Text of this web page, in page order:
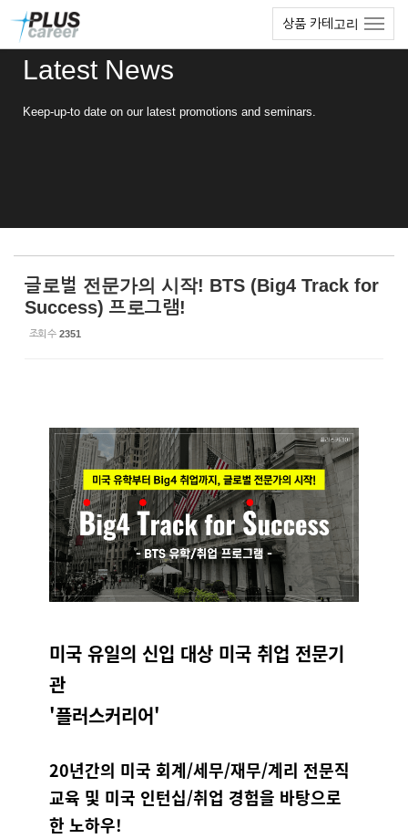
상품 카테고리
Latest News
Keep-up-to date on our latest promotions and seminars.
글로벌 전문가의 시작! BTS (Big4 Track for
Success) 프로그램!
조회 수 2351
미국 유일의 신입 대상 미국 취업 전문기
관
'플러스커리어'
20년간의 미국 회계/세무/재무/계리 전문직
교육 및 미국 인턴십/취업 경험을 바탕으로
한 노하우!